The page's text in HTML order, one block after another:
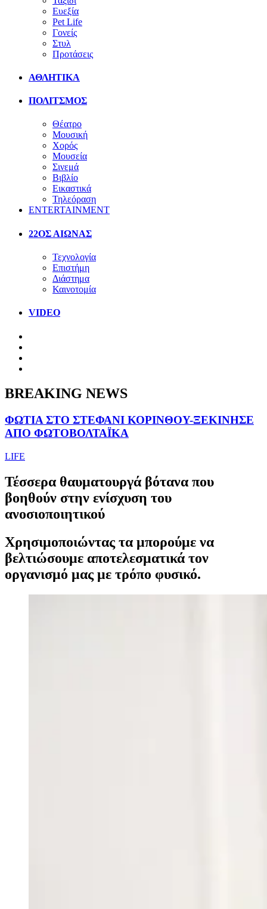
Ευεξία
Pet Life
Γονείς
Στυλ
Προτάσεις
ΑΘΛΗΤΙΚΑ
ΠΟΛΙΤΣΜΟΣ
Θέατρο
Μουσική
Χορός
Μουσεία
Σινεμά
Βιβλίο
Εικαστικά
Τηλεόραση
ENTERTAINMENT
22ΟΣ ΑΙΩΝΑΣ
Τεχνολογία
Επιστήμη
Διάστημα
Καινοτομία
VIDEO
BREAKING NEWS
ΦΩΤΙΑ ΣΤΟ ΣΤΕΦΑΝΙ ΚΟΡΙΝΘΟΥ-ΞΕΚΙΝΗΣΕ
ΑΠΟ ΦΩΤΟΒΟΛΤΑΪΚΑ
LIFE
Τέσσερα θαυματουργά βότανα που
βοηθούν στην ενίσχυση του
ανοσιοποιητικού
Χρησιμοποιώντας τα μπορούμε να
βελτιώσουμε αποτελεσματικά τον
οργανισμό μας με τρόπο φυσικό.